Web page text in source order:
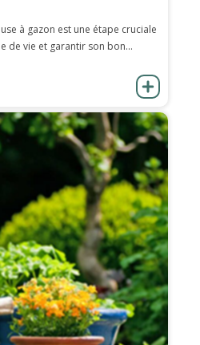
à gazon est une étape cruciale
de vie et garantir son bon...